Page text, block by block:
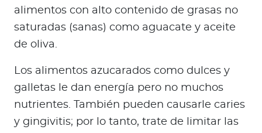
alimentos con alto contenido de grasas no
saturadas (sanas) como aguacate y aceite
de oliva.
Los alimentos azucarados como dulces y
galletas le dan energía pero no muchos
nutrientes. También pueden causarle caries
y gingivitis; por lo tanto, trate de limitar las